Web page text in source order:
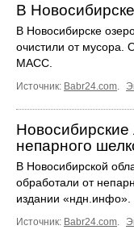
В
В Новосибирске
очистили от мусора.
МАСС.
Источник: Babr24.com
непарного
В Новосибирской
обработали от
издании «ндн.инфо».
Источник: Babr24.com